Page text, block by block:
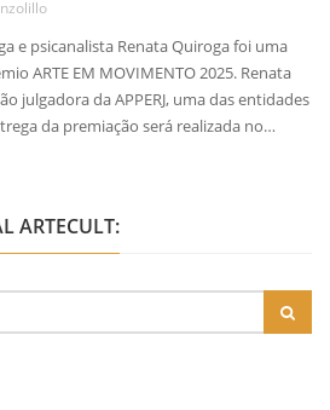
e psicanalista Renata Quiroga foi uma
ARTE EM MOVIMENTO 2025. Renata
julgadora da APPERJ, uma das entidades
da premiação será realizada no…
ARTECULT: